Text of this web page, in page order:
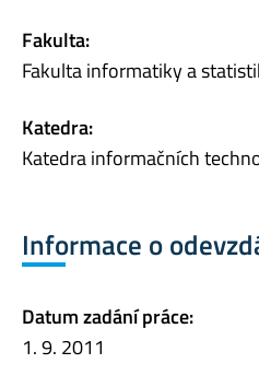
Fakulta:
Fakulta informatiky a
Katedra:
Katedra informačních
Informace o
Datum zadání práce:
1. 9. 2011